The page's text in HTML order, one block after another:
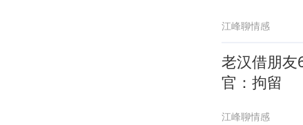
江峰聊情感
老汉借朋友
官：拘留
江峰聊情感